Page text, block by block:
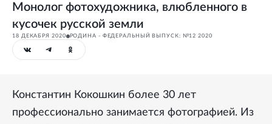
Монолог фотохудожника, влюбленного в
кусочек русской земли
18 ДЕКАБРЯ 2020 РОДИНА - ФЕДЕРАЛЬНЫЙ ВЫПУСК: №12 2020
Константин Кокошкин более 30 лет
профессионально занимается фотографией. Из